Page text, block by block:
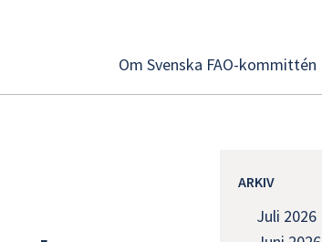
Om Svenska FAO-kommittén
ARKIV
Juli 2026